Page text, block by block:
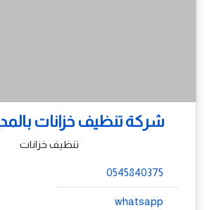
شركة تنظيف خزانات
تنظيف خزانات
0545840375
whatsapp